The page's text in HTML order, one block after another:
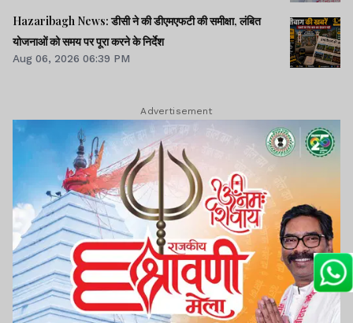
Hazaribagh News: डीसी ने की डीएमएफटी की समीक्षा, लंबित
योजनाओं को समय पर पूरा करने के निर्देश
Aug 06, 2026 06:39 PM
Advertisement